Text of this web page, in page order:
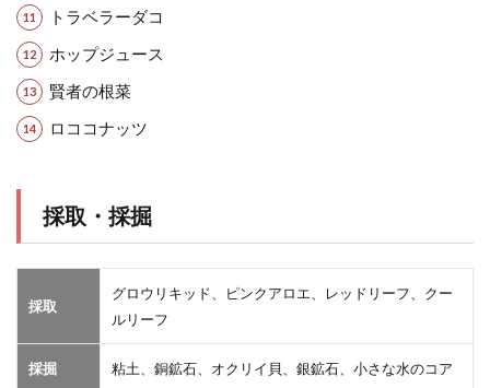
トラベラーダコ
ホップジュース
賢者の根菜
ロココナッツ
採取・採掘
採取
グロウリキッド、ピンクアロエ、レッドリーフ、クー
ルリーフ
採掘 粘土、銅鉱石、オクリイ貝、銀鉱石、小さな水のコア